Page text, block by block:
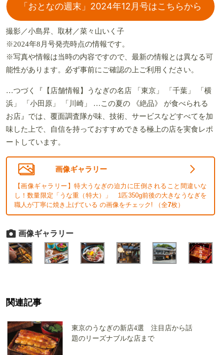
「おとなの週末」2024年12月号はこちらから
撮影／小島昇、取材／菜々山いく子
※2024年8月号発売時点の情報です。
※写真や情報は当時の内容ですので、最新の情報とは異なる可
能性があります。必ず事前にご確認の上ご利用ください。
…つづく『【店舗情報】うなぎの名店 「東京」 「千葉」 「横
浜」 「小田原」 「川崎」 …この夏の 《絶品》 が食べられる
お店』では、覆面調査隊が味、技術、サービスなどすべてを加
味した上で、自信を持っておすすめできる極上の店を実食レポ
ートしています。
画像ギャラリー
【画像ギャラリー】特大うなぎの迫力に圧倒されること間違いな
し！数量限定「うな重（特大）」 1匹350g前後の大きなうなぎを
職人が丁寧に焼き上げている の画像をチェック! （全7枚）
画像ギャラリー
関連記事
東京のうなぎの新店4選 注目店から話
題のリーズナブルな店まで